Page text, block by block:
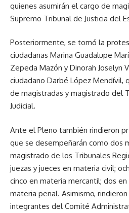
quienes asumirán el cargo de
Supremo Tribunal de Justicia del
Posteriormente, se tomó la
ciudadanas Marina Guadalupe
Zepeda Mazón y Dinorah Joselyn
ciudadano Darbé López Mendívil,
de magistradas y magistrado del
Judicial.
Ante el Pleno también rindieron
que se desempeñarán como dos
magistrado de los Tribunales
juezas y jueces en materia civil;
cinco en materia mercantil; dos en
materia penal. Asimismo,
integrantes del Comité